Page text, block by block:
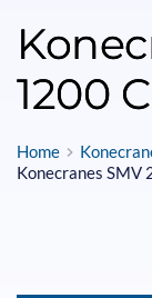
1200 C
Home
Konecranes SMV